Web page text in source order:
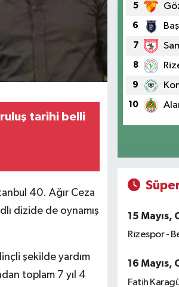
tarihi belli
40. Ağır Ceza
dizide de oynamış
şekilde yardım
toplam 7 yıl 4
5
6
7
8
9
10
15 Mayıs,
Rizespor -
16 Mayıs,
Fatih